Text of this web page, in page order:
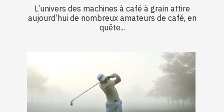
L’univers des machines à café à grain attire
aujourd’hui de nombreux amateurs de café, en
quête...